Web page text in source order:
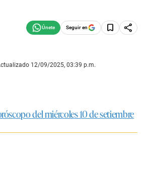
Seguir en
12/09/2025, 03:39 p.m.
del miércoles 10 de setiembre